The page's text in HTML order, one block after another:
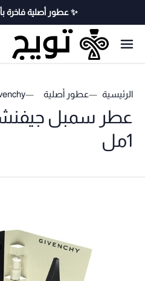
✨ عطور أصلية فاخرة بأسعار منافسة ✨
الرئيسية عطور أصلية
عطر سمبل جيفنشي
1مل